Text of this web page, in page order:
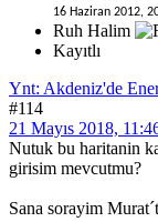
16 Haziran 2012,
Ruh Halim
Kayıtlı
Ynt: Akdeniz'de
#114
21 Mayıs 2018,
Nutuk bu haritanin
girisim mevcutmu?
Sana sorayim